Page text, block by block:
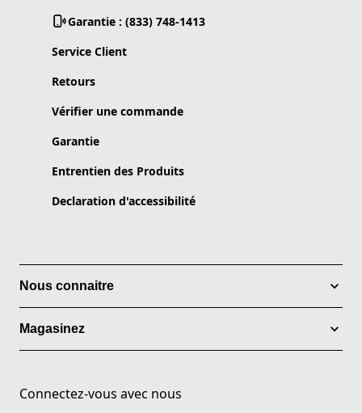
Garantie : (833) 748-1413
Service Client
Retours
Vérifier une commande
Garantie
Entrentien des Produits
Declaration d'accessibilité
Nous connaitre
Magasinez
Connectez-vous avec nous